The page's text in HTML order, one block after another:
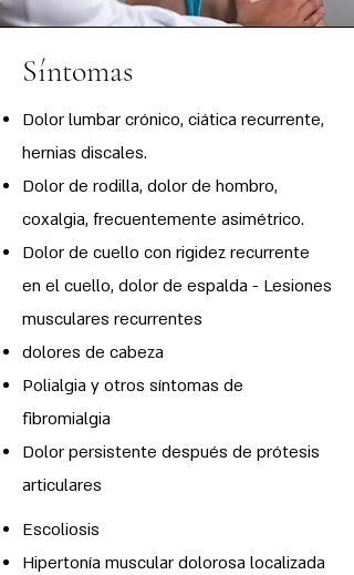
Síntomas
Dolor lumbar crónico, ciática recurrente,
hernias discales.
Dolor de rodilla, dolor de hombro,
coxalgia, frecuentemente asimétrico.
Dolor de cuello con rigidez recurrente
en el cuello, dolor de espalda - Lesiones
musculares recurrentes
dolores de cabeza
Polialgia y otros síntomas de
fibromialgia
Dolor persistente después de prótesis
articulares
Escoliosis
Hipertonía muscular dolorosa localizada